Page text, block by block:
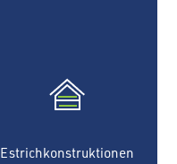
Estrichkonstruktionen